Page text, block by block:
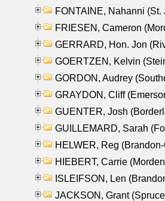
FONTAINE, Nahanni (St.
FRIESEN, Cameron
GERRARD, Hon. Jon
GOERTZEN, Kelvin
GORDON, Audrey
GRAYDON, Cliff
GUENTER, Josh
GUILLEMARD, Sarah
HELWER, Reg
HIEBERT, Carrie
ISLEIFSON, Len
JACKSON, Grant